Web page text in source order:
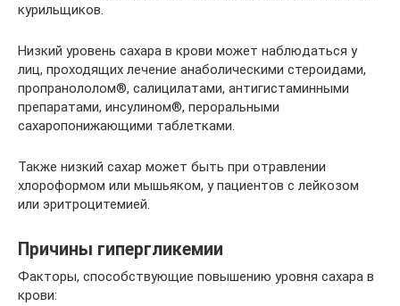
курильщиков.
Низкий уровень сахара в крови может наблюдаться у
лиц, проходящих лечение анаболическими стероидами,
пропранололом®, салицилатами, антигистаминными
препаратами, инсулином®, пероральными
сахаропонижающими таблетками.
Также низкий сахар может быть при отравлении
хлороформом или мышьяком, у пациентов с лейкозом
или эритроцитемией.
Причины гипергликемии
Факторы, способствующие повышению уровня сахара в
крови: